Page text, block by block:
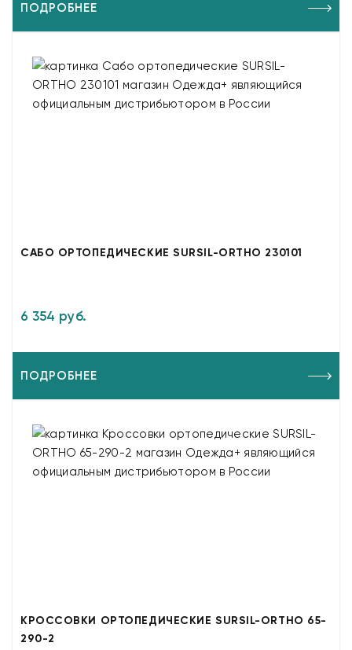
ПОДРОБНЕЕ
САБО ОРТОПЕДИЧЕСКИЕ SURSIL-ORTHO 230101
6 354 руб.
ПОДРОБНЕЕ
КРОССОВКИ ОРТОПЕДИЧЕСКИЕ SURSIL-ORTHO 65-
290-2